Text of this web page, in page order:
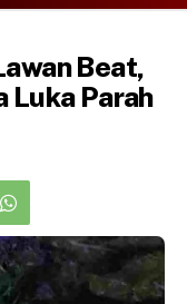
Beat,
Luka Parah